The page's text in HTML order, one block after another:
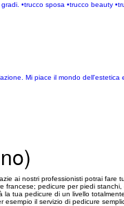
•trucco sposa •trucco beauty
Mi piace il mondo
ai nostri professionisti potrai
pedicure per piedi
tua pedicure di un livello
il servizio di pedicure